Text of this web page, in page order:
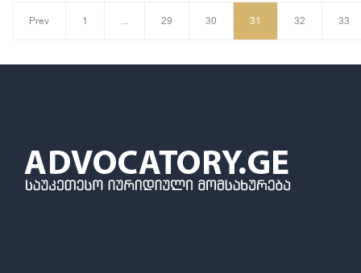
Prev 1 ... 29 30 31 32 33